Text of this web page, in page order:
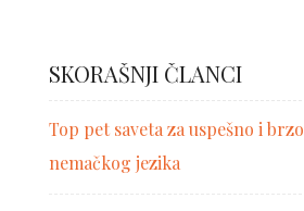
SKORAŠNJI ČLANCI
Top pet saveta za uspešno i
nemačkog jezika